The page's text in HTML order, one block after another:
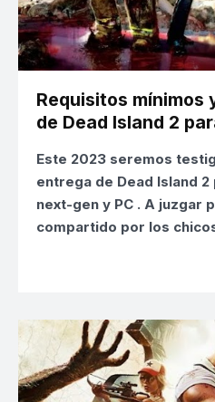
Requisitos mínimos
de Dead Island 2
Este 2023 seremos
entrega de Dead Island 2
next-gen y PC . A juzgar
compartido por los